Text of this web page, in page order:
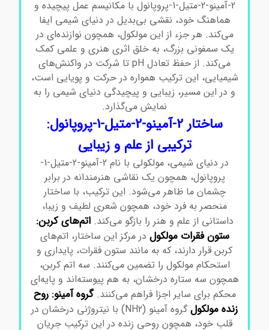
2-آمینو-2-متیل-1-پروپانول با مکانیسم عمل پیچیده و
هماهنگ خود، نقشی بی‌بدیل در دنیای شیمی ایفا
می‌کند. هر جزء از این مولکول، همچون نوازنده‌ای در
یک سمفونی بزرگ، به خلق اثری هنری و علمی کمک
می‌کند. از حفظ تعادل pH تا شرکت در واکنش‌های
شیمیایی، این ترکیب همواره در حرکت و پویایی است،
و در این مسیر، زیبایی و پیچیدگی دنیای شیمی را به
نمایش می‌گذارد.
ساختار 2-آمینو-2-متیل-1-پروپانول:
ترکیبی از علم و زیبایی
در دنیای شیمی، مولکولی با نام 2-آمینو-2-متیل-1-
پروپانول، همچون یک نقاشی هنرمندانه در برابر
چشمان ما ظاهر می‌شود. این ترکیب، با ساختار
منحصر به فرد خود، همچون شعری لطیف و زیبا،
داستانی از علم و هنر را بازگو می‌کند.اتم‌های کربن:
ستون فقرات مولکولدر مرکز این ساختار، اتم‌های
کربن قرار دارند، که به مانند ستون فقرات، پایداری و
استحکام مولکول را تضمین می‌کنند. سه اتم کربن،
همچون سه ستاره درخشان، به هم پیوسته‌اند و پایه‌ای
محکم برای سایر اجزا فراهم می‌کنند.گروه آمینو: روح
زنده مولکول
گروه آمینو (NH2) با نیتروژنی درخشان در
قلب خود، همچون روحی زنده در این ترکیب جریان